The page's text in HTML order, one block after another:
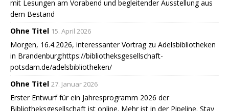
mit Lesungen am Vorabend und begleitender Ausstellung aus
dem Bestand
Ohne Titel 15. April 2026
Morgen, 16.4.2026, interessanter Vortrag zu Adelsbibliotheken
in Brandenburg:https://bibliotheksgesellschaft-
potsdam.de/adelsbibliotheken/
Ohne Titel 27. Januar 2026
Erster Entwurf für ein Jahresprogramm 2026 der
Bibliotheksgesellschaft ist online. Mehr ist in der Pipeline. Stay